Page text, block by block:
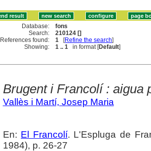
Database:
fons
Search:
210124 []
References found:
1 [Refine the search]
Showing:
1 .. 1 in format [Default]
Brugent i Francolí : aigua
Vallès i Martí, Josep Maria
En: El Francolí. L'Espluga de
1984), p. 26-27